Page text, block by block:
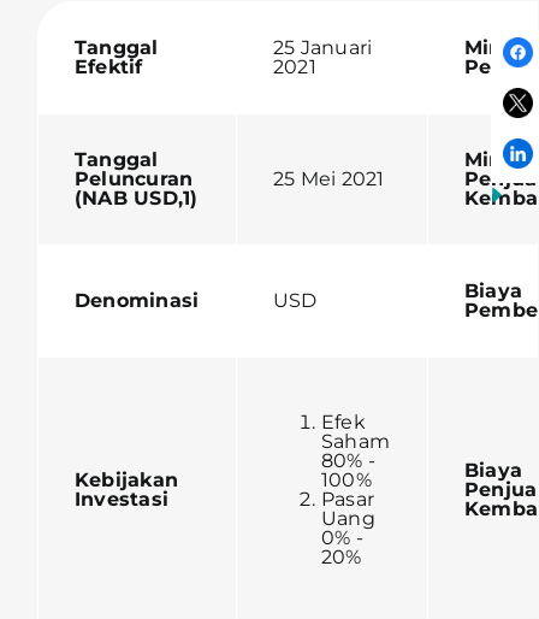
Tanggal
Efektif
25 Januari
2021
Tanggal
Peluncuran
(NAB USD,1)
25 Mei 2021
Denominasi USD
Biaya
Kebijakan
Investasi
Efek
Saham
80% -
100%
Pasar
Uang
0% -
20%
Biaya